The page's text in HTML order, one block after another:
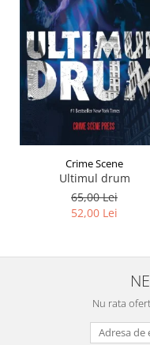
Crime Scene
Ultimul drum
65,00 Lei
52,00 Lei
Nu rata